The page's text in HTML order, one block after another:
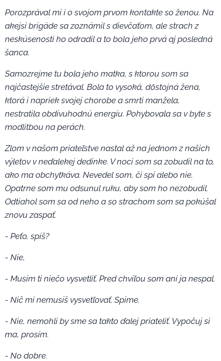
Porozprával mi i o svojom prvom kontakte so ženou. Na
akejsi brigáde sa zoznámil s dievčaťom, ale strach z
neskúsenosti ho odradil a to bola jeho prvá aj posledná
šanca.
Samozrejme tu bola jeho matka, s ktorou som sa
najčastejšie stretával. Bola to vysoká, dôstojná žena,
ktorá i napriek svojej chorobe a smrti manžela,
nestratila obdivuhodnú energiu. Pohybovala sa v byte s
modlitbou na perách.
Zlom v našom priateľstve nastal až na jednom z našich
výletov v neďalekej dedinke. V noci som sa zobudil na to,
ako ma obchytkáva. Nevedel som, či spí alebo nie.
Opatrne som mu odsunul ruku, aby som ho nezobudil.
Odtiahol som sa od neho a so strachom som sa pokúšal
znovu zaspať.
- Peťo, spíš?
- Nie,
- Musím ti niečo vysvetliť. Pred chvíľou som ani ja nespal.
- Nič mi nemusíš vysvetľovať. Spime.
- Nie, nemohli by sme sa takto ďalej priateliť. Vypočuj si
ma, prosím.
- No dobre.